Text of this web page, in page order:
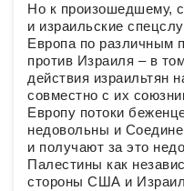
Но к произошедшему,
и израильские
Европа по различным
против Израиля – в
действия израильтян
совместно с их
Европу потоки
недовольны и
и получают за это
Палестины как
стороны США и